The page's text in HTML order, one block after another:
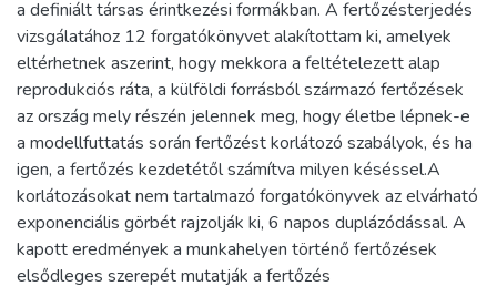
a definiált társas érintkezési formákban. A fertőzésterjedés
vizsgálatához 12 forgatókönyvet alakítottam ki, amelyek
eltérhetnek aszerint, hogy mekkora a feltételezett alap
reprodukciós ráta, a külföldi forrásból származó fertőzések
az ország mely részén jelennek meg, hogy életbe lépnek-e
a modellfuttatás során fertőzést korlátozó szabályok, és ha
igen, a fertőzés kezdetétől számítva milyen késéssel.A
korlátozásokat nem tartalmazó forgatókönyvek az elvárható
exponenciális görbét rajzolják ki, 6 napos duplázódással. A
kapott eredmények a munkahelyen történő fertőzések
elsődleges szerepét mutatják a fertőzés